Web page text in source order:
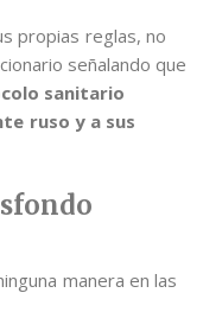
propias reglas, no
señalando que
sanitario
ruso y a sus
manera en las